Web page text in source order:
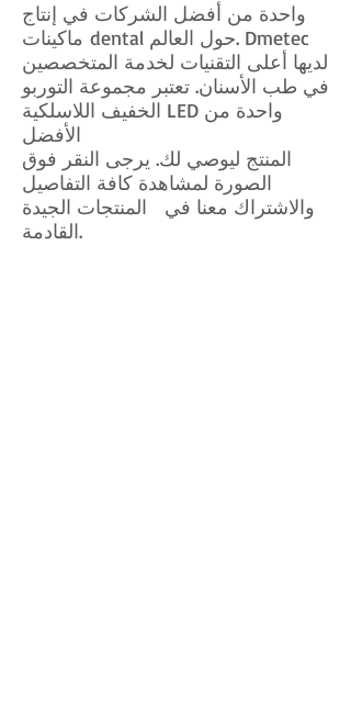
واحدة من أفضل الشركات في إنتاج
ماكينات dental حول العالم. Dmetec
لديها أعلى التقنيات لخدمة المتخصصين
في طب الأسنان. تعتبر مجموعة التوربو
الخفيف اللاسلكية LED واحدة من
الأفضل
المنتج ليوصي لك. يرجى النقر فوق
الصورة لمشاهدة كافة التفاصيل
والاشتراك معنا في المنتجات الجيدة
القادمة.